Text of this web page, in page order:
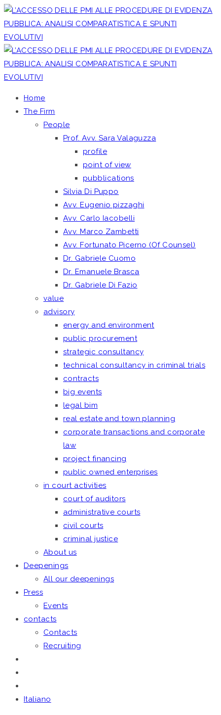
Home
The Firm
People
Prof. Avv. Sara Valaguzza
profile
point of view
pubblications
Silvia Di Puppo
Avv. Eugenio pizzaghi
Avv. Carlo Iacobelli
Avv. Marco Zambetti
Avv. Fortunato Picerno (Of Counsel)
Dr. Gabriele Cuomo
Dr. Emanuele Brasca
Dr. Gabriele Di Fazio
value
advisory
energy and environment
public procurement
strategic consultancy
technical consultancy in criminal trials
contracts
big events
legal bim
real estate and town planning
corporate transactions and corporate
law
project financing
public owned enterprises
in court activities
court of auditors
administrative courts
civil courts
criminal justice
About us
Deepenings
All our deepenings
Press
Events
contacts
Contacts
Recruiting
Italiano